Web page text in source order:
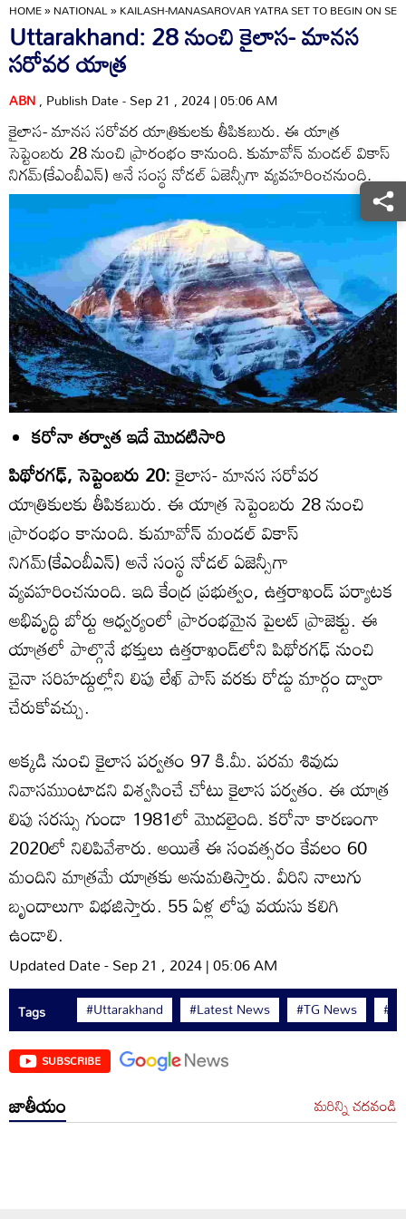
HOME»NATIONAL»KAILASH-MANASAROVAR YATRA SET TO BEGIN ON
Uttarakhand: 28 నుంచి కైలాస- మానస
సరోవర యాత్ర
ABN, Publish Date - Sep 21 , 2024 | 05:06 AM
కైలాస- మానస సరోవర యాత్రికులకు తీపికబురు. ఈ యాత్ర
సెప్టెంబరు 28 నుంచి ప్రారంభం కానుంది. కుమావోన్‌ మండల్‌ వికాస్‌
నిగమ్‌(కేఎంబీఎన్‌) అనే సంస్థ నోడల్‌ ఏజెన్సీగా వ్యవహరించనుంది.
కరోనా తర్వాత ఇదే మొదటిసారి
పిథోరగఢ్‌, సెప్టెంబరు 20:కైలాస- మానస సరోవర
యాత్రికులకు తీపికబురు. ఈ యాత్ర సెప్టెంబరు 28 నుంచి
ప్రారంభం కానుంది. కుమావోన్‌ మండల్‌ వికాస్‌
నిగమ్‌(కేఎంబీఎన్‌) అనే సంస్థ నోడల్‌ ఏజెన్సీగా
వ్యవహరించనుంది. ఇది కేంద్ర ప్రభుత్వం, ఉత్తరాఖండ్‌ పర్యాటక
అభివృద్ధి బోర్టు ఆధ్వర్యంలో ప్రారంభమైన పైలట్‌ ప్రాజెక్టు. ఈ
యాత్రలో పాల్గొనే భక్తులు ఉత్తరాఖండ్‌లోని పిథోరగఢ్‌ నుంచి
చైనా సరిహద్దుల్లోని లిపు లేఖ్‌ పాస్‌ వరకు రోడ్డు మార్గం ద్వారా
చేరుకోవచ్చు.
అక్కడి నుంచి కైలాస పర్వతం 97 కి.మీ. పరమ శివుడు
నివాసముంటాడని విశ్వసించే చోటు కైలాస పర్వతం. ఈ యాత్ర
లిపు సరస్సు గుండా 1981లో మొదలైంది. కరోనా కారణంగా
2020లో నిలిపివేశారు. అయితే ఈ సంవత్సరం కేవలం 60
మందిని మాత్రమే యాత్రకు అనుమతిస్తారు. వీరిని నాలుగు
బృందాలుగా విభజిస్తారు. 55 ఏళ్ల లోపు వయసు కలిగి
ఉండాలి.
Updated Date - Sep 21 , 2024 | 05:06 AM
Tags #Uttarakhand #Latest News #TG News
SUBSCRIBE
జాతీయం మరిన్ని చదవండి